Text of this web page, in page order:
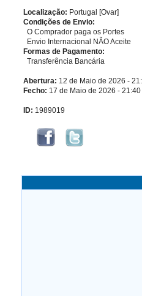
Localização: Portugal [Ovar]
Condições de Envio:
O Comprador paga os Portes
Envio Internacional NÃO Aceite
Formas de Pagamento:
Transferência Bancária
Abertura: 12 de Maio de 2026 -
Fecho: 17 de Maio de 2026 -
ID: 1989019